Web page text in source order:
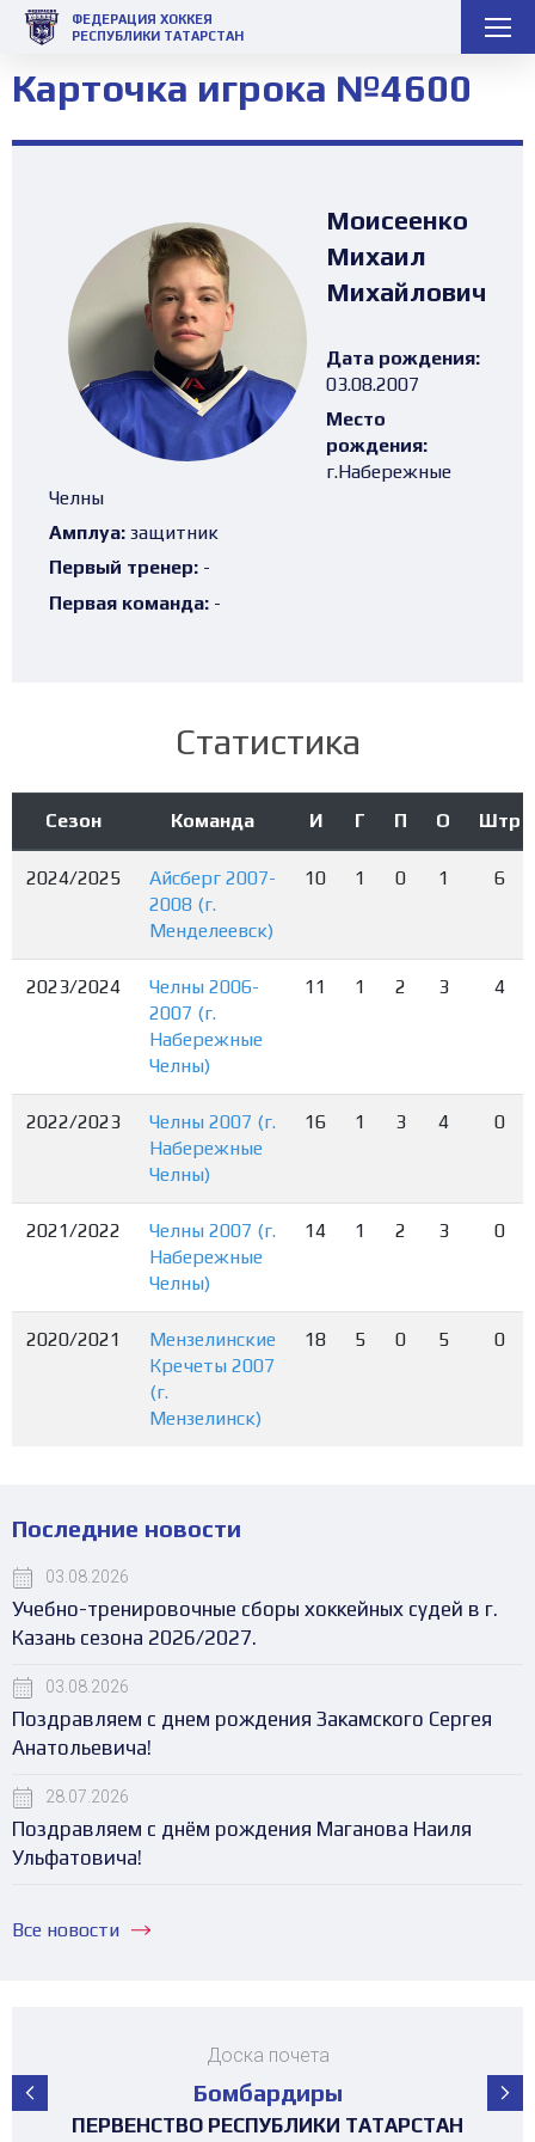
ФЕДЕРАЦИЯ ХОККЕЯ
РЕСПУБЛИКИ ТАТАРСТАН
Карточка игрока №4600
Моисеенко
Михаил
Михайлович
Дата рождения:
03.08.2007
Место
рождения:
г.Набережные
Челны
Амплуа: защитник
Первый тренер: -
Первая команда: -
Статистика
Сезон Команда И Г П О Штр
2024/2025
Айсберг 2007-
2008 (г.
Менделеевск)
10 1 0 1 6
2023/2024
Челны 2006-
2007 (г.
Набережные
Челны)
11 1 2 3 4
2022/2023
Челны 2007 (г.
Набережные
Челны)
16 1 3 4 0
2021/2022
Челны 2007 (г.
Набережные
Челны)
14 1 2 3 0
2020/2021
Мензелинские
Кречеты 2007
(г.
Мензелинск)
18 5 0 5 0
Последние новости
03.08.2026
Учебно-тренировочные сборы хоккейных судей в г.
Казань сезона 2026/2027.
03.08.2026
Поздравляем с днем рождения Закамского Сергея
Анатольевича!
28.07.2026
Поздравляем с днём рождения Маганова Наиля
Ульфатовича!
Все новости
Доска почета
Бомбардиры
ПЕРВЕНСТВО РЕСПУБЛИКИ ТАТАРСТАН
ПЕРВЕНСТВО РЕСПУБЛИКИ ТАТАРСТАН
ТУРНИР НА ПРИЗЫ ФЕДЕРАЦИИ
ПЕРВЕНСТВО РЕСПУБЛИКИ ТАТАРСТАН
ПЕРВЕНСТВО РЕСПУБЛИКИ ТАТАРСТАН
ТУРНИР НА ПРИЗЫ ФЕДЕРАЦИИ
ПЕРВЕНСТВО РЕСПУБЛИКИ ТАТАРСТАН
ПЕРВЕНСТВО РЕСПУБЛИКИ ТАТАРСТАН
МАТЧ ЗВЁЗД ПЕРВЕНСТВА РТ среди
ТУРНИР НА ПРИЗЫ ФЕДЕРАЦИИ
ПЕРВЕНСТВО РЕСПУБЛИКИ ТАТАРСТАН
ПЕРВЕНСТВО РЕСПУБЛИКИ ТАТАРСТАН